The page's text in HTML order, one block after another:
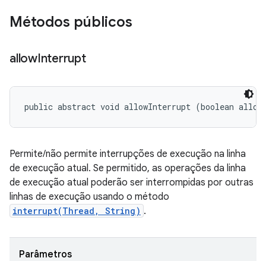
Métodos públicos
allowInterrupt
public abstract void allowInterrupt (boolean
Permite/não permite interrupções de execução na linha
de execução atual. Se permitido, as operações da linha
de execução atual poderão ser interrompidas por outras
linhas de execução usando o método
interrupt(Thread, String) .
Parâmetros